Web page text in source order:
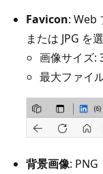
Favicon: Web
または JPG を
画像サイズ:
最大ファイ
背景画像: PNG